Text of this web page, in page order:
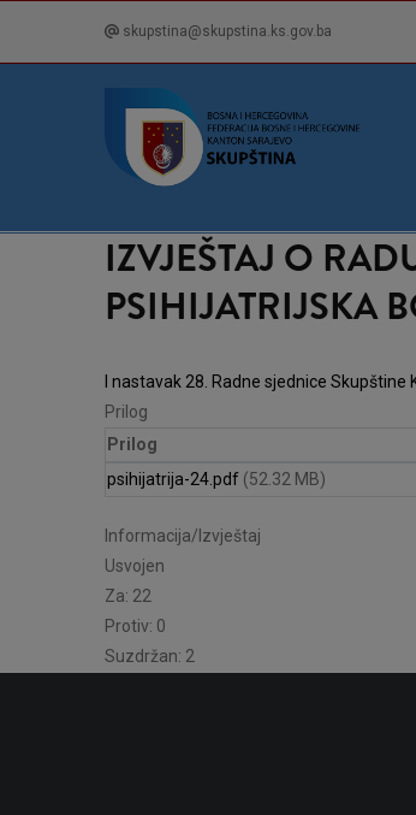
skupstina@skupstina.ks.gov.ba
IZVJEŠTAJ O
PSIHIJATRIJSKA
I nastavak 28. Radne sjednice Skupštine
Prilog
Prilog
psihijatrija-24.pdf (52.32 MB)
Informacija/Izvještaj
Usvojen
Za: 22
Protiv: 0
Suzdržan: 2